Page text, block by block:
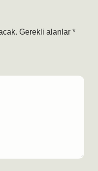
Gerekli alanlar *